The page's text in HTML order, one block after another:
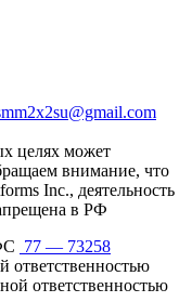
целях может
внимание, что
Inc., деятельность
в РФ
77 — 73258
ответственностью
ответственностью